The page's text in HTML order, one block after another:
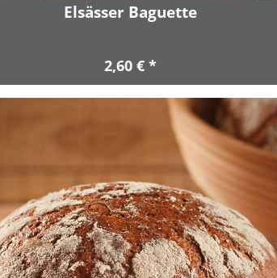
Elsässer Baguette
2,60 € *